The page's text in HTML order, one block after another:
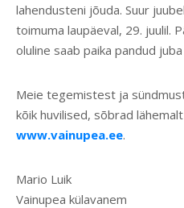
lahendusteni jõuda. Suur
toimuma laupäeval, 29. juulil.
oluline saab paika pandud juba
Meie tegemistest ja
kõik huvilised, sõbrad
www.vainupea.ee.
Mario Luik
Vainupea külavanem